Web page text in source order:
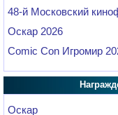
48-й Московский
Оскар 2026
Comic Con Игромир
Оскар